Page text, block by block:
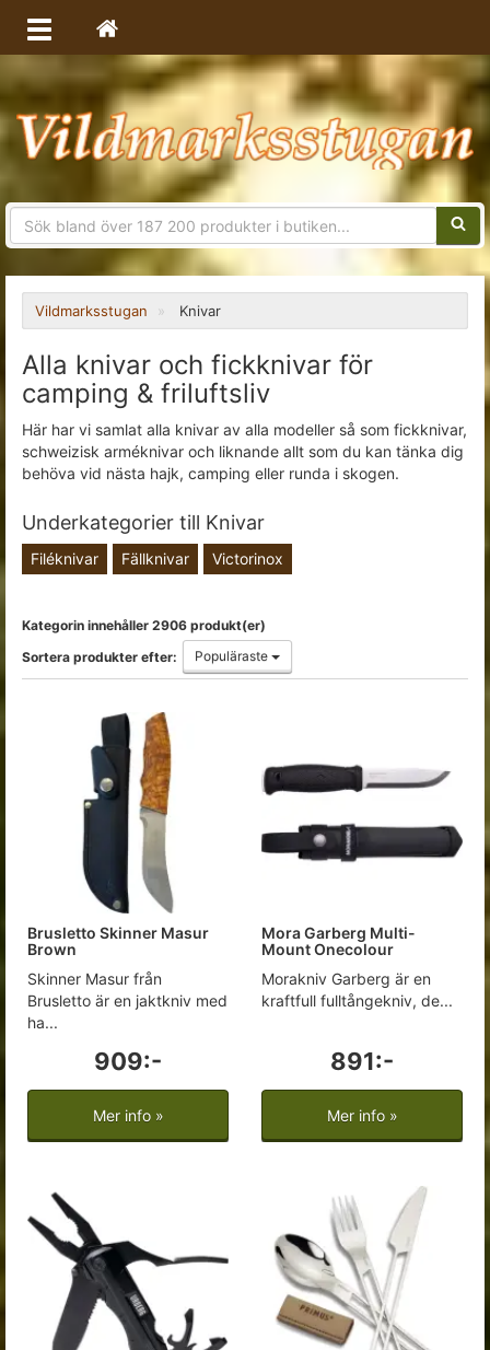
Vildmarksstugan Knivar
Alla knivar och fickknivar för
camping & friluftsliv
Här har vi samlat alla knivar av alla modeller så som fickknivar,
schweizisk arméknivar och liknande allt som du kan tänka dig
behöva vid nästa hajk, camping eller runda i skogen.
Underkategorier till Knivar
Filéknivar Fällknivar Victorinox
Kategorin innehåller 2906 produkt(er)
Sortera produkter efter:
Populäraste
Brusletto Skinner Masur
Brown
Skinner Masur från
Brusletto är en jaktkniv med
ha...
909:-
Mer info »
Mora Garberg Multi-
Mount Onecolour
Morakniv Garberg är en
kraftfull fulltångekniv, de...
891:-
Mer info »